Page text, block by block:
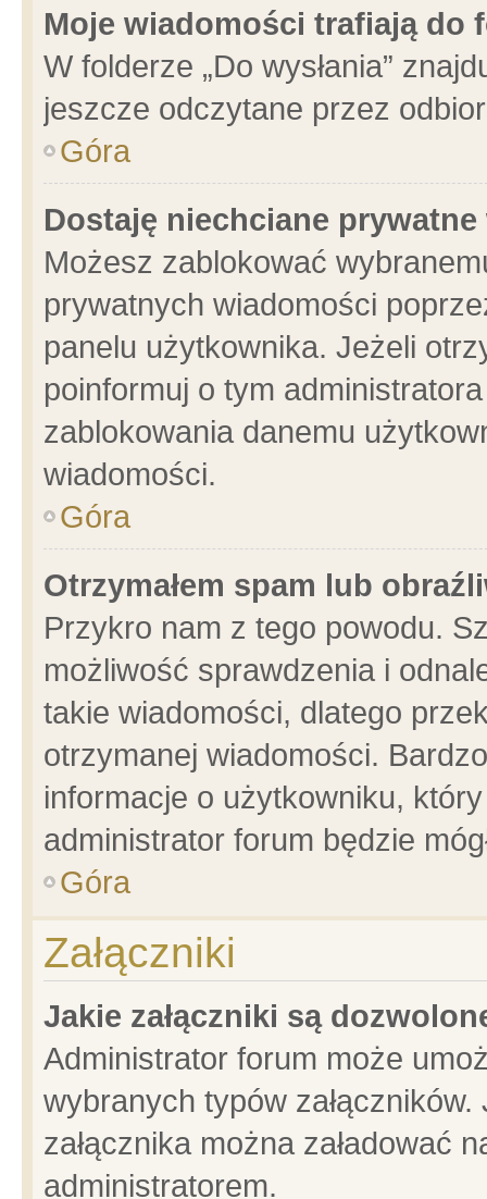
Moje wiadomości trafiają do
W folderze „Do wysłania”
jeszcze odczytane przez
Góra
Dostaję niechciane
Możesz zablokować
prywatnych wiadomości
panelu użytkownika. Jeżeli
poinformuj o tym
zablokowania danemu
wiadomości.
Góra
Otrzymałem spam lub
Przykro nam z tego powodu.
możliwość sprawdzenia i
takie wiadomości, dlatego
otrzymanej wiadomości.
informacje o użytkowniku,
administrator forum będzie
Góra
Załączniki
Jakie załączniki są
Administrator forum może
wybranych typów
załącznika można załadować
administratorem.